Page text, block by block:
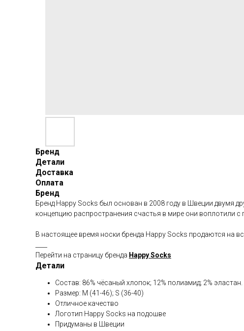
Бренд
Детали
Доставка
Оплата
Бренд
Бренд Happy Socks был основан в 2008 году в Швеции двумя
концепцию распространения счастья в мире они воплотили
В настоящее время носки бренда Happy Socks продаются на
Перейти на страницу бренда Happy Socks
Детали
Состав: 86% чёсаный хлопок; 12% полиамид; 2% эластан.
Размер: M (41-46); S (36-40)
Отличное качество
Логотип Happy Socks на подошве
Придуманы в Швеции